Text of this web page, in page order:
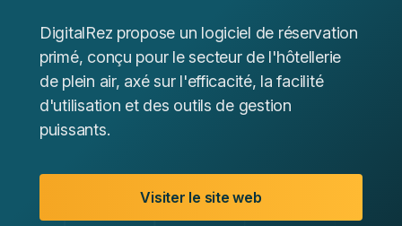
DigitalRez propose un logiciel de réservation
primé, conçu pour le secteur de l'hôtellerie
de plein air, axé sur l'efficacité, la facilité
d'utilisation et des outils de gestion
puissants.
Visiter le site web